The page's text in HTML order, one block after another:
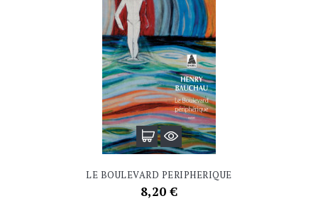
LE BOULEVARD PERIPHERIQUE
Prix
8,20 €